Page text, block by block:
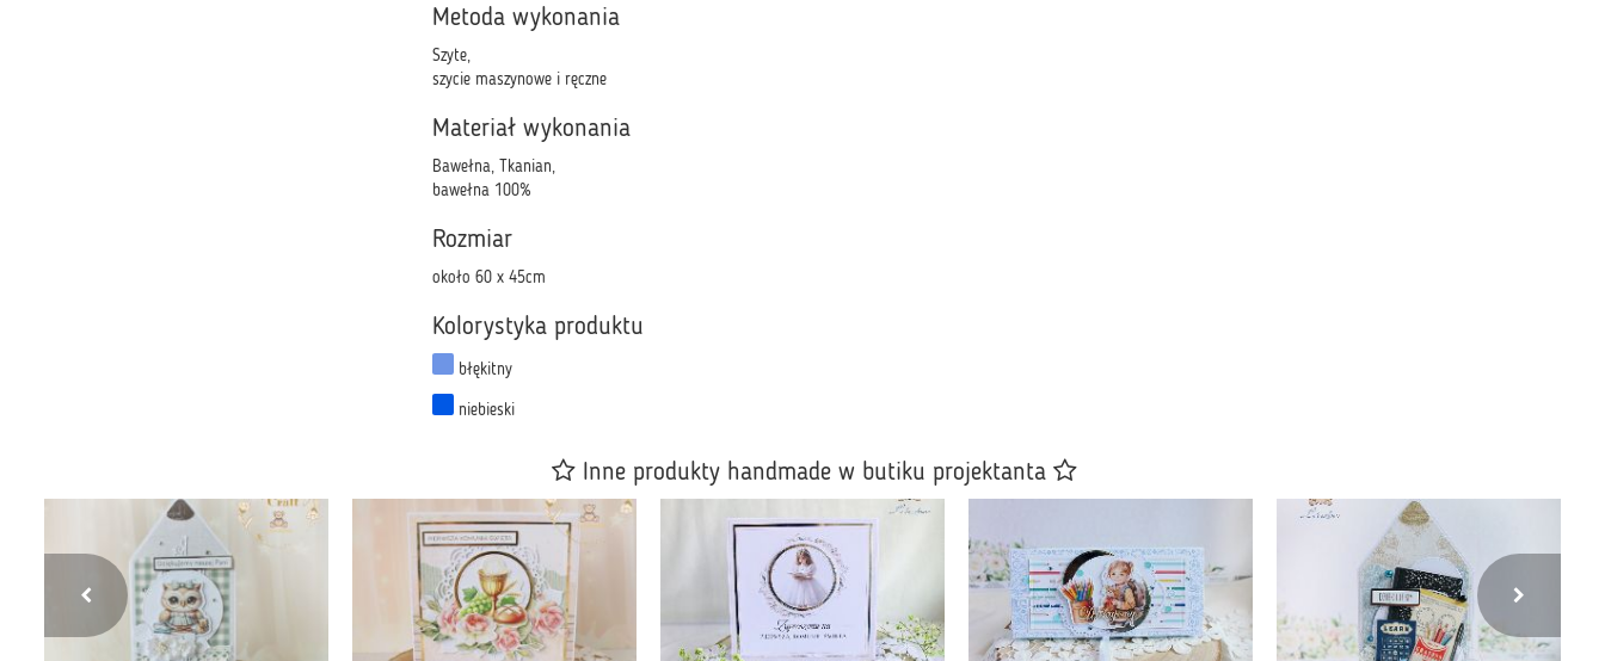
Metoda wykonania
Szyte,
szycie maszynowe i ręczne
Materiał wykonania
Bawełna, Tkanian,
bawełna 100%
Rozmiar
około 60 x 45cm
Kolorystyka produktu
błękitny
niebieski
Inne produkty handmade w butiku projektanta